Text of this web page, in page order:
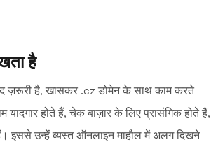
है
ज़रूरी है, खासकर .cz डोमेन के साथ काम करते
होते हैं, चेक बाज़ार के लिए प्रासंगिक होते हैं,
उन्हें व्यस्त ऑनलाइन माहौल में अलग दिखने